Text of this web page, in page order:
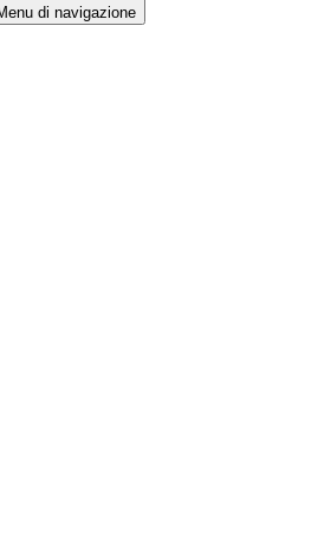
di navigazione